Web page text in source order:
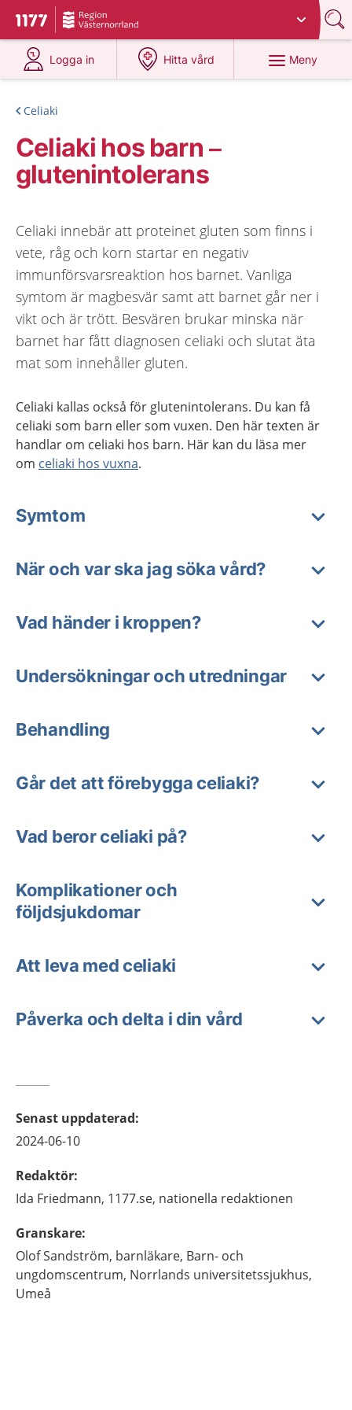
Till startsidan för 1177
Du har valt region
Logga in
på 1177.se
Hitta vård
på 1177.se
Meny
Celiaki
Celiaki hos barn –
glutenintolerans
Celiaki innebär att proteinet gluten som finns i
vete, råg och korn startar en negativ
immunförsvarsreaktion hos barnet. Vanliga
symtom är magbesvär samt att barnet går ner i
vikt och är trött. Besvären brukar minska när
barnet har fått diagnosen celiaki och slutat äta
mat som innehåller gluten.
Celiaki kallas också för glutenintolerans. Du kan få
celiaki som barn eller som vuxen. Den här texten är
handlar om celiaki hos barn. Här kan du läsa mer
om celiaki hos vuxna.
Symtom
När och var ska jag söka vård?
Vad händer i kroppen?
Undersökningar och utredningar
Behandling
Går det att förebygga celiaki?
Vad beror celiaki på?
Komplikationer och
följdsjukdomar
Att leva med celiaki
Påverka och delta i din vård
Senast uppdaterad:
2024-06-10
Redaktör:
Ida Friedmann, 1177.se, nationella redaktionen
Granskare:
OlofSandström, barnläkare, Barn- och
ungdomscentrum, Norrlands universitetssjukhus,
Umeå